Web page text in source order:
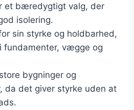
et bæredygtigt valg, der
isolering.
sin styrke og holdbarhed,
fundamenter, vægge og
bygninger og
da det giver styrke uden at